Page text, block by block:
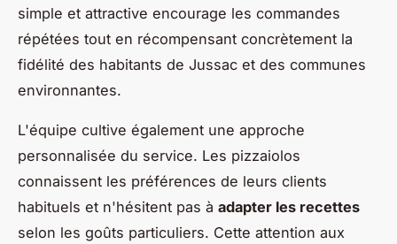
simple et attractive encourage les commandes
répétées tout en récompensant concrètement la
fidélité des habitants de Jussac et des communes
environnantes.
L'équipe cultive également une approche
personnalisée du service. Les pizzaiolos
connaissent les préférences de leurs clients
habituels et n'hésitent pas à adapter les recettes
selon les goûts particuliers. Cette attention aux